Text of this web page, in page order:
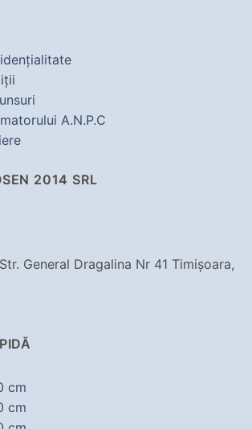
A.N.P.C
2014 SRL
General Dragalina Nr 41 Timișoara,
cm
cm